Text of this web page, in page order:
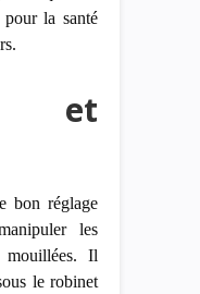
pour la santé
et
bon réglage
les
mouillées. Il
le robinet